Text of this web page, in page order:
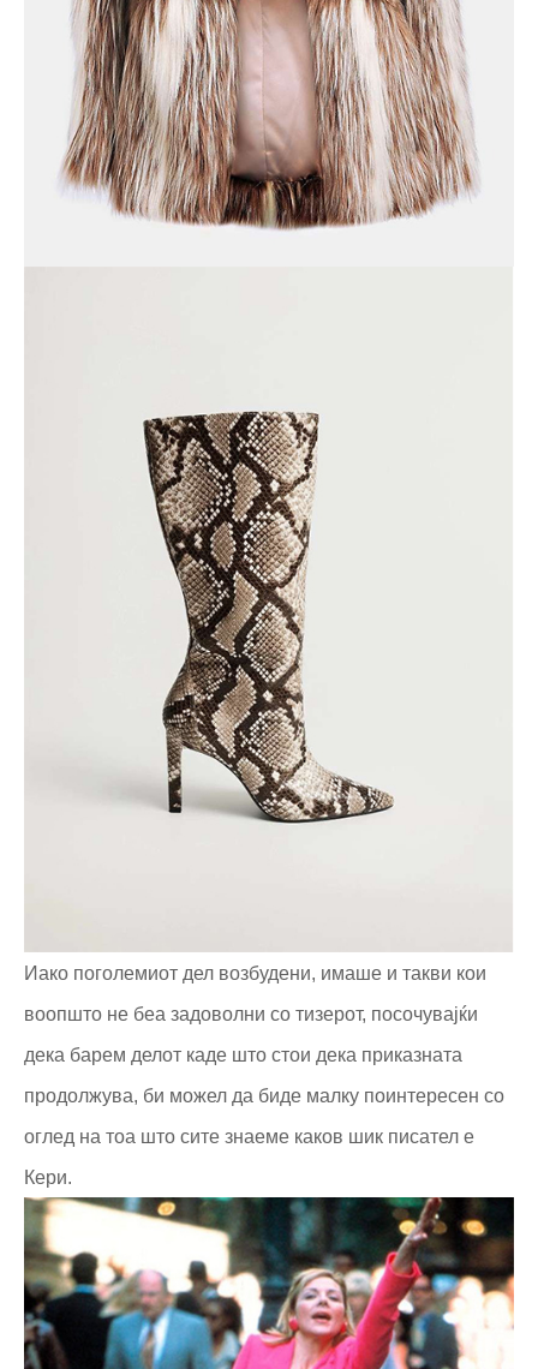
Иако поголемиот дел возбудени, имаше и такви кои
воопшто не беа задоволни со тизерот, посочувајќи
дека барем делот каде што стои дека приказната
продолжува, би можел да биде малку поинтересен со
оглед на тоа што сите знаеме каков шик писател е
Кери.